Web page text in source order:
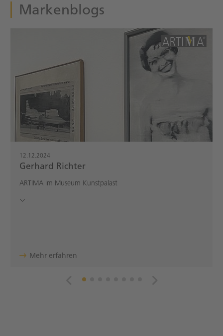
Markenblogs
12.12.2024
Gerhard Richter
ARTIMA im Museum Kunstpalast
Mehr erfahren